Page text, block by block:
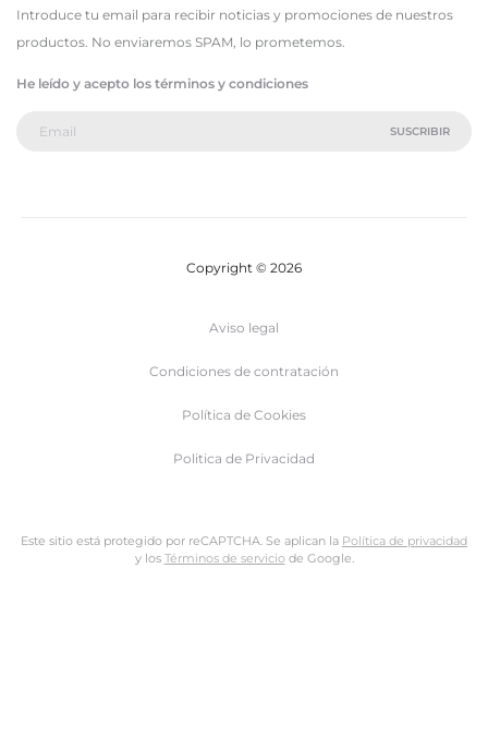
Introduce tu email para recibir noticias y promociones de nuestros
productos. No enviaremos SPAM, lo prometemos.
He leído y acepto los términos y condiciones
Copyright © 2026
Aviso legal
Condiciones de contratación
Política de Cookies
Politica de Privacidad
Este sitio está protegido por reCAPTCHA. Se aplican la Política de privacidad
y los Términos de serviciode Google.